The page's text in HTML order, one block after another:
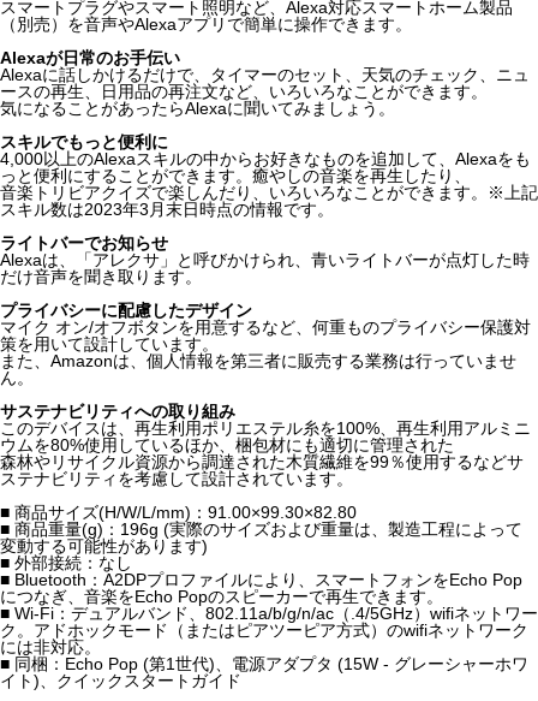
スマートプラグやスマート照明など、Alexa対応スマートホーム製品
（別売）を音声やAlexaアプリで簡単に操作できます。
Alexaが日常のお手伝い
Alexaに話しかけるだけで、タイマーのセット、天気のチェック、ニュ
ースの再生、日用品の再注文など、いろいろなことができます。
気になることがあったらAlexaに聞いてみましょう。
スキルでもっと便利に
4,000以上のAlexaスキルの中からお好きなものを追加して、Alexaをも
っと便利にすることができます。癒やしの音楽を再生したり、
音楽トリビアクイズで楽しんだり、いろいろなことができます。※上記
スキル数は2023年3月末日時点の情報です。
ライトバーでお知らせ
Alexaは、「アレクサ」と呼びかけられ、青いライトバーが点灯した時
だけ音声を聞き取ります。
プライバシーに配慮したデザイン
マイク オン/オフボタンを用意するなど、何重ものプライバシー保護対
策を用いて設計しています。
また、Amazonは、個人情報を第三者に販売する業務は行っていませ
ん。
サステナビリティへの取り組み
このデバイスは、再生利用ポリエステル糸を100%、再生利用アルミニ
ウムを80%使用しているほか、梱包材にも適切に管理された
森林やリサイクル資源から調達された木質繊維を99％使用するなどサ
ステナビリティを考慮して設計されています。
■ 商品サイズ(H/W/L/mm)：91.00×99.30×82.80
■ 商品重量(g)：196g (実際のサイズおよび重量は、製造工程によって
変動する可能性があります)
■ 外部接続：なし
■ Bluetooth：A2DPプロファイルにより、スマートフォンをEcho Pop
につなぎ、音楽をEcho Popのスピーカーで再生できます。
■ Wi-Fi：デュアルバンド、802.11a/b/g/n/ac（.4/5GHz）wifiネットワー
ク。アドホックモード（またはピアツーピア方式）のwifiネットワーク
には非対応。
■ 同梱：Echo Pop (第1世代)、電源アダプタ (15W - グレーシャーホワ
イト)、クイックスタートガイド